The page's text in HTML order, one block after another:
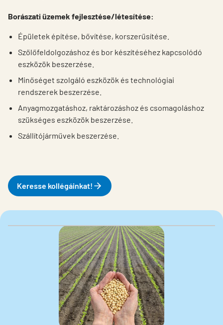
Borászati üzemek fejlesztése/létesítése:
Épületek építése, bővítése, korszerűsítése.
Szőlőfeldolgozáshoz és bor készítéséhez kapcsolódó
eszközök beszerzése.
Minőséget szolgáló eszközök és technológiai
rendszerek beszerzése.
Anyagmozgatáshoz, raktározáshoz és csomagoláshoz
szükséges eszközök beszerzése.
Szállítójárművek beszerzése.
Keresse kollégáinkat!